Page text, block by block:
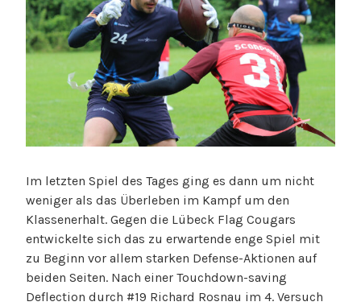
Im letzten Spiel des Tages ging es dann um nicht
weniger als das Überleben im Kampf um den
Klassenerhalt. Gegen die Lübeck Flag Cougars
entwickelte sich das zu erwartende enge Spiel mit
zu Beginn vor allem starken Defense-Aktionen auf
beiden Seiten. Nach einer Touchdown-saving
Deflection durch #19 Richard Rosnau im 4. Versuch